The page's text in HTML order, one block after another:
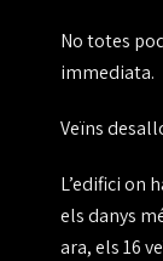
No totes
immediata.
Veïns
L’edifici on
els danys
ara,els 16